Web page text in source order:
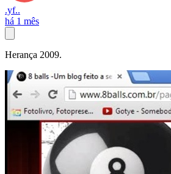
.yf..
há 1 mês
Herança 2009.